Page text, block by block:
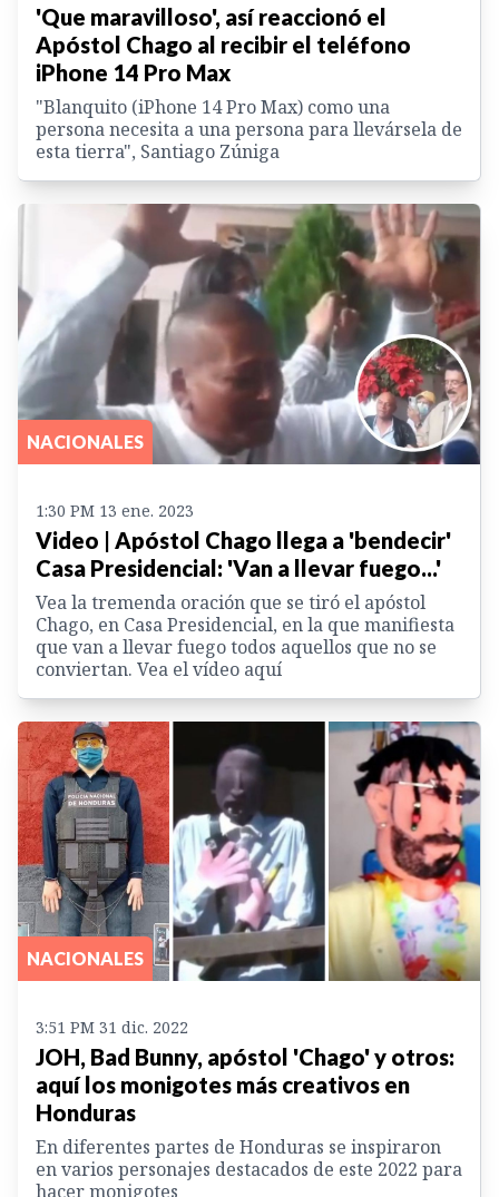
'Que maravilloso', así reaccionó el
Apóstol Chago al recibir el teléfono
iPhone 14 Pro Max
"Blanquito (iPhone 14 Pro Max) como una
persona necesita a una persona para llevársela de
esta tierra", Santiago Zúniga
NACIONALES
1:30 PM 13 ene. 2023
Video | Apóstol Chago llega a 'bendecir'
Casa Presidencial: 'Van a llevar fuego...'
Vea la tremenda oración que se tiró el apóstol
Chago, en Casa Presidencial, en la que manifiesta
que van a llevar fuego todos aquellos que no se
conviertan. Vea el vídeo aquí
NACIONALES
3:51 PM 31 dic. 2022
JOH, Bad Bunny, apóstol 'Chago' y otros:
aquí los monigotes más creativos en
Honduras
En diferentes partes de Honduras se inspiraron
en varios personajes destacados de este 2022 para
hacer monigotes